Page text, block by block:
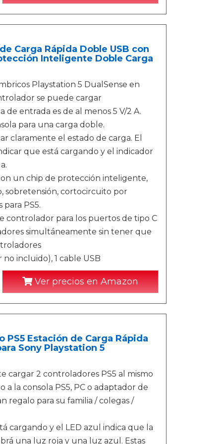
Carga Rápida Doble USB con
Inteligente Doble Carga
Playstation 5 DualSense en
se puede cargar
entrada es de al menos 5 V/2 A.
para una carga doble.
claramente el estado de carga. El
que está cargando y el indicador
un chip de protección inteligente,
sobretensión, cortocircuito por
PS5.
controlador para los puertos de tipo C
simultáneamente sin tener que
incluido), 1 cable USB
Ver precios en Amazon
PS5 Estación de Carga Rápida
Sony Playstation 5
cargar 2 controladores PS5 al mismo
la consola PS5, PC o adaptador de
regalo para su familia / colegas /
cargando y el LED azul indica que la
una luz roja y una luz azul. Estas